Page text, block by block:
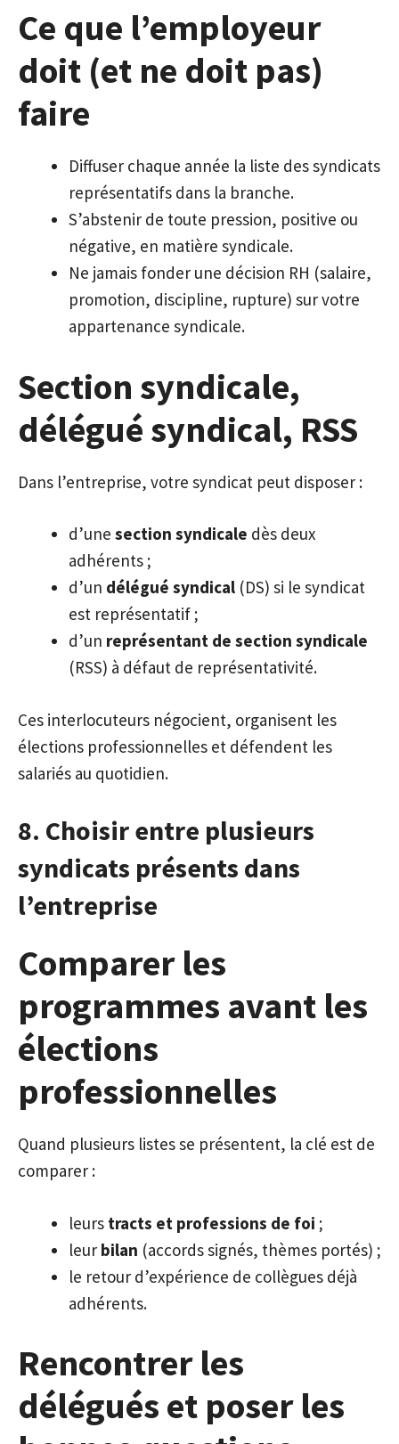
Ce que l’employeur
doit (et ne doit pas)
faire
Diffuser chaque année la liste des syndicats
représentatifs dans la branche.
S’abstenir de toute pression, positive ou
négative, en matière syndicale.
Ne jamais fonder une décision RH (salaire,
promotion, discipline, rupture) sur votre
appartenance syndicale.
Section syndicale,
délégué syndical, RSS
Dans l’entreprise, votre syndicat peut disposer :
d’une section syndicale dès deux
adhérents ;
d’un délégué syndical (DS) si le syndicat
est représentatif ;
d’un représentant de section syndicale
(RSS) à défaut de représentativité.
Ces interlocuteurs négocient, organisent les
élections professionnelles et défendent les
salariés au quotidien.
8. Choisir entre plusieurs
syndicats présents dans
l’entreprise
Comparer les
programmes avant les
élections
professionnelles
Quand plusieurs listes se présentent, la clé est de
comparer :
leurs tracts et professions de foi ;
leur bilan (accords signés, thèmes portés) ;
le retour d’expérience de collègues déjà
adhérents.
Rencontrer les
délégués et poser les